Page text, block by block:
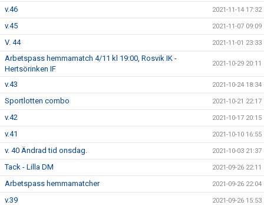
v.46 2021-11-14 17:32
v.45 2021-11-07 09:09
V. 44 2021-11-01 23:33
Arbetspass hemmamatch 4/11 kl 19:00, Rosvik IK -
Hertsörinken IF
2021-10-29 20:11
v.43 2021-10-24 18:34
Sportlotten combo 2021-10-21 22:17
v.42 2021-10-17 20:15
v.41 2021-10-10 16:55
v. 40 Ändrad tid onsdag. 2021-10-03 21:37
Tack - Lilla DM 2021-09-26 22:11
Arbetspass hemmamatcher 2021-09-26 22:04
v.39 2021-09-26 15:53